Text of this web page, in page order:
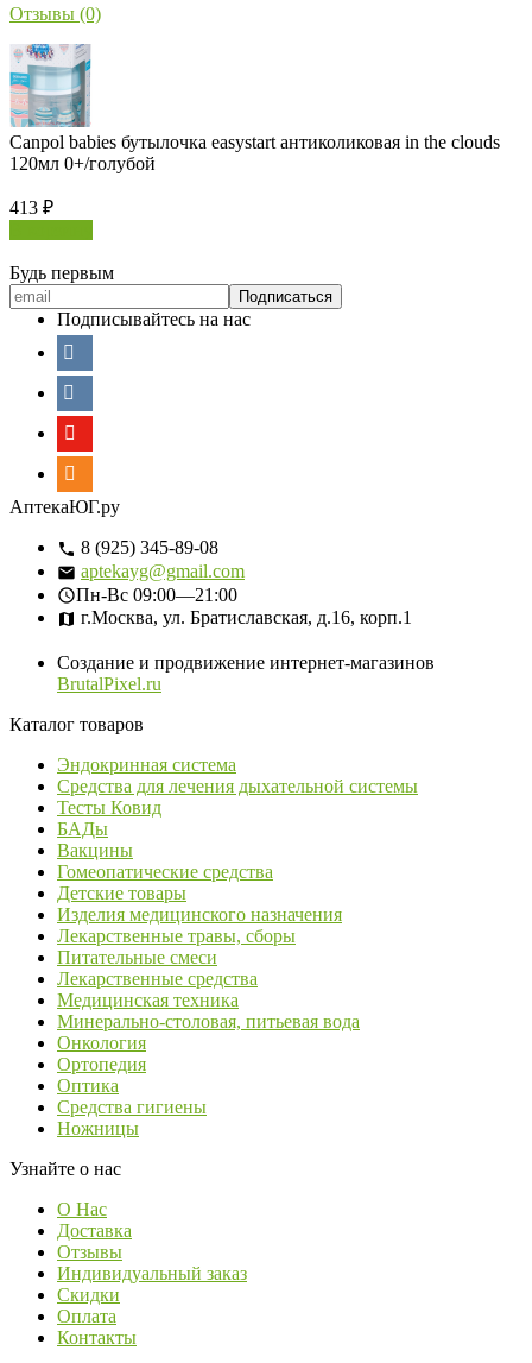
Отзывы (0)
Canpol babies бутылочка easystart антиколиковая in the clouds
120мл 0+/голубой
413 ₽
Будь первым
Подписывайтесь на нас
АптекаЮГ.ру
8 (925) 345-89-08
aptekayg@gmail.com
Пн-Вс 09:00—21:00
г.Москва, ул. Братиславская, д.16, корп.1
Создание и продвижение интернет-магазинов
BrutalPixel.ru
Каталог товаров
Эндокринная система
Средства для лечения дыхательной системы
Тесты Ковид
БАДы
Вакцины
Гомеопатические средства
Детские товары
Изделия медицинского назначения
Лекарственные травы, сборы
Питательные смеси
Лекарственные средства
Медицинская техника
Минерально-столовая, питьевая вода
Онкология
Ортопедия
Оптика
Средства гигиены
Ножницы
Узнайте о нас
О Нас
Доставка
Отзывы
Индивидуальный заказ
Скидки
Оплата
Контакты